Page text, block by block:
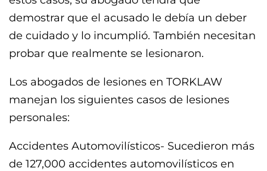
demostrar que el acusado le debía un deber
de cuidado y lo incumplió. También necesitan
probar que realmente se lesionaron.
Los abogados de lesiones en TORKLAW
manejan los siguientes casos de lesiones
personales:
Accidentes Automovilísticos- Sucedieron más
de 127,000 accidentes automovilísticos en